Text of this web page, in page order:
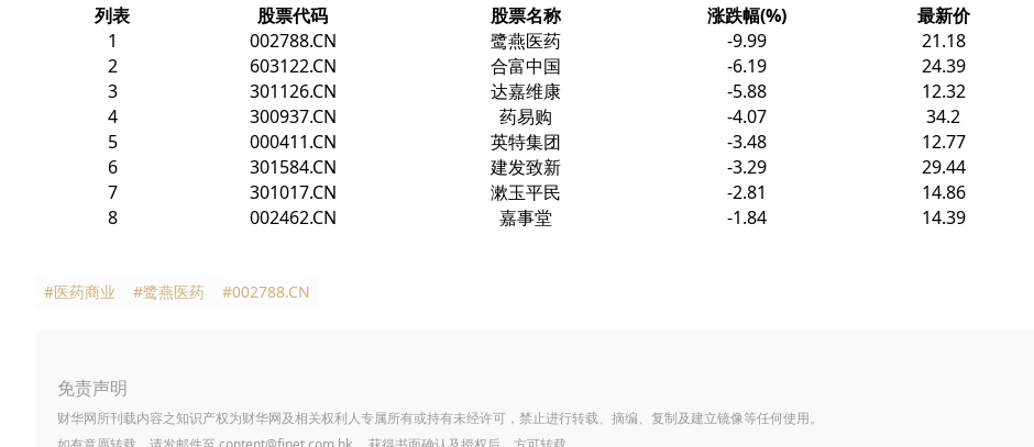
列表
股票代码 股票名称 涨跌幅(%)
最新价
1
002788.CN 鹭燕医药 -9.99
21.18
2
603122.CN 合富中国 -6.19
24.39
3
301126.CN 达嘉维康 -5.88
12.32
4
300937.CN 药易购 -4.07
34.2
5
000411.CN 英特集团 -3.48
12.77
6
301584.CN 建发致新 -3.29
29.44
7
301017.CN 漱玉平民 -2.81
14.86
8
002462.CN 嘉事堂 -1.84 14.39
#医药商业 #鹭燕医药 #002788.CN
免责声明
财华网所刊载内容之知识产权为财华网及相关权利人专属所有或持有未经许可，禁止进行转载、摘编、复制及建立镜像等任何使用。